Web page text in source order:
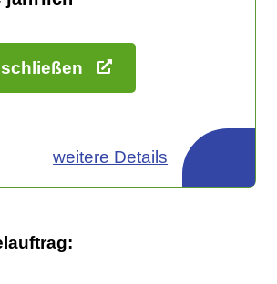
weitere Details